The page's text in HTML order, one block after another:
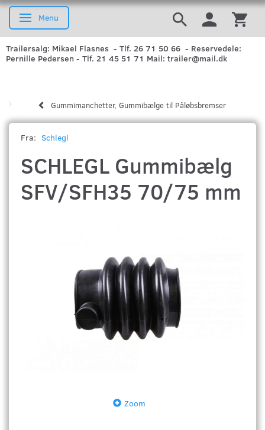
Skifte navigation
Menu
Trailersalg: Mikael Flasnes - Tlf. 26 71 50 66 - Reservedele:
Pernille Pedersen - Tlf. 21 45 51 71 Mail: trailer@mail.dk
Gummimanchetter, Gummibælge til Påløbsbremser
Fra: Schlegl
SCHLEGL Gummibælg
SFV/SFH35 70/75 mm
Zoom